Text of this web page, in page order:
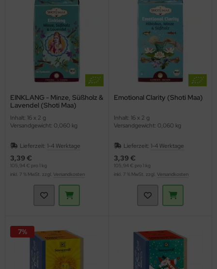
EINKLANG - Minze, Süßholz &
Lavendel (Shoti Maa)
Inhalt: 16 x 2 g
Versandgewicht: 0,060 kg
Lieferzeit: 1-4 Werktage
3,39 €
105,94 € pro 1 kg
inkl. 7 % MwSt. zzgl. Versandkosten
Emotional Clarity (Shoti Maa)
Inhalt: 16 x 2 g
Versandgewicht: 0,060 kg
Lieferzeit: 1-4 Werktage
3,39 €
105,94 € pro 1 kg
inkl. 7 % MwSt. zzgl. Versandkosten
7%